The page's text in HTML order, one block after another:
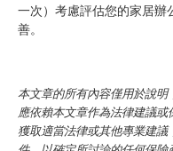
一次）考慮評估您的家居辦
善。
本文章的所有內容僅用於說明
應依賴本文章作為法律建議
獲取適當法律或其他專業建議